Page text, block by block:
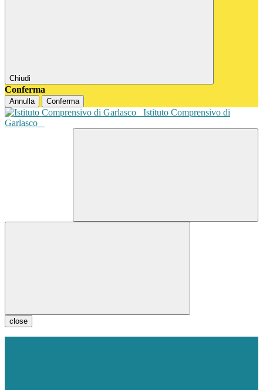
Chiudi
Conferma
Annulla Conferma
Istituto Comprensivo di
Garlasco
close